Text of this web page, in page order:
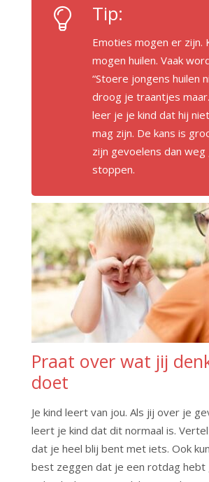
Tip:
Emoties mogen er zijn.
mogen huilen. Vaak
“Stoere jongens huilen
droog je traantjes
leer je je kind dat hij
mag zijn. De kans is
zijn gevoelens dan weg
stoppen.
Praat over wat jij
doet
Je kind leert van jou. Als jij over je
leert je kind dat dit normaal is.
dat je heel blij bent met iets. Ook
best zeggen dat je een rotdag hebt